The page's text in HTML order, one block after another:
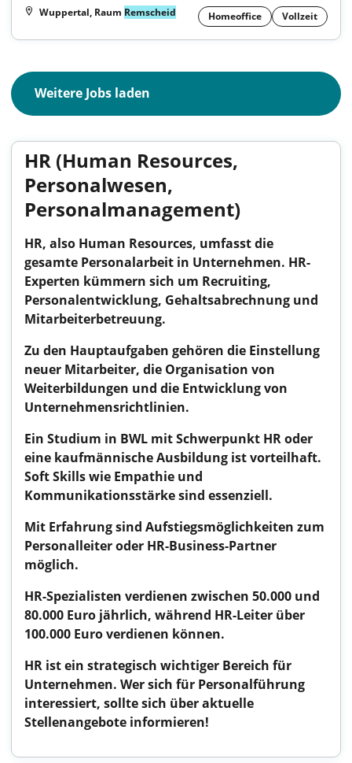
Wuppertal, Raum Remscheid Homeoffice Vollzeit
Weitere Jobs laden
HR (Human Resources,
Personalwesen,
Personalmanagement)
HR, also Human Resources, umfasst die
gesamte Personalarbeit in Unternehmen. HR-
Experten kümmern sich um Recruiting,
Personalentwicklung, Gehaltsabrechnung und
Mitarbeiterbetreuung.
Zu den Hauptaufgaben gehören die Einstellung
neuer Mitarbeiter, die Organisation von
Weiterbildungen und die Entwicklung von
Unternehmensrichtlinien.
Ein Studium in BWL mit Schwerpunkt HR oder
eine kaufmännische Ausbildung ist vorteilhaft.
Soft Skills wie Empathie und
Kommunikationsstärke sind essenziell.
Mit Erfahrung sind Aufstiegsmöglichkeiten zum
Personalleiter oder HR-Business-Partner
möglich.
HR-Spezialisten verdienen zwischen 50.000 und
80.000 Euro jährlich, während HR-Leiter über
100.000 Euro verdienen können.
HR ist ein strategisch wichtiger Bereich für
Unternehmen. Wer sich für Personalführung
interessiert, sollte sich über aktuelle
Stellenangebote informieren!